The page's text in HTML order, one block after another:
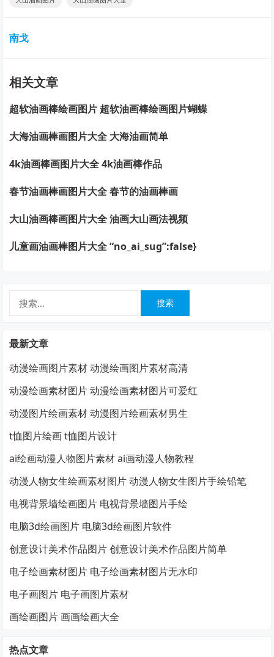
南戈
相关文章
超软油画棒绘画图片 超软油画棒绘画图片蝴蝶
大海油画棒画图片大全 大海油画简单
4k油画棒画图片大全 4k油画棒作品
春节油画棒画图片大全 春节的油画棒画
大山油画棒画图片大全 油画大山画法视频
儿童画油画棒图片大全 “no_ai_sug”:false}
最新文章
动漫绘画图片素材 动漫绘画图片素材高清
动漫绘画素材图片 动漫绘画素材图片可爱红
动漫图片绘画素材 动漫图片绘画素材男生
t恤图片绘画 t恤图片设计
ai绘画动漫人物图片素材 ai画动漫人物教程
动漫人物女生绘画素材图片 动漫人物女生图片手绘铅笔
电视背景墙绘画图片 电视背景墙图片手绘
电脑3d绘画图片 电脑3d绘画图片软件
创意设计美术作品图片 创意设计美术作品图片简单
电子绘画素材图片 电子绘画素材图片无水印
电子画图片 电子画图片素材
画绘画图片 画画绘画大全
热点文章